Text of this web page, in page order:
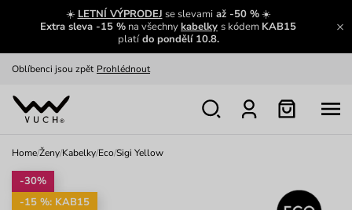
☀️ LETNÍ VÝPRODEJ se slevamiaž -50 %☀️
Extra sleva -15 % na všechnykabelky s kódem KAB15
platído pondělí 10.8.
Výměna a vrácení zdarma Zobrazit
Prohlédnout
Nech se inspirovat Ukázat
Home/Ženy/Kabelky/Eco/Sigi Yellow
-30%
-15 %: KAB15